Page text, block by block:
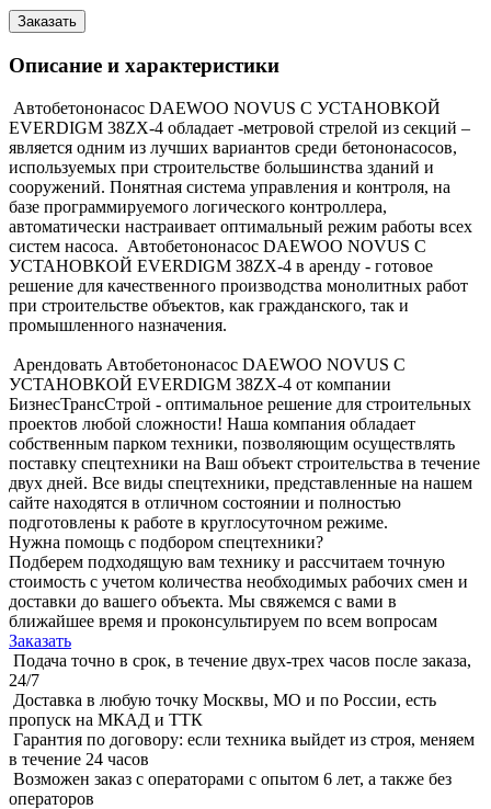
Заказать
Описание и характеристики
Автобетононасос DAEWOO NOVUS С УСТАНОВКОЙ
EVERDIGM 38ZX-4 обладает -метровой стрелой из секций –
является одним из лучших вариантов среди бетононасосов,
используемых при строительстве большинства зданий и
сооружений. Понятная система управления и контроля, на
базе программируемого логического контроллера,
автоматически настраивает оптимальный режим работы всех
систем насоса. Автобетононасос DAEWOO NOVUS С
УСТАНОВКОЙ EVERDIGM 38ZX-4 в аренду - готовое
решение для качественного производства монолитных работ
при строительстве объектов, как гражданского, так и
промышленного назначения.
Арендовать Автобетононасос DAEWOO NOVUS С
УСТАНОВКОЙ EVERDIGM 38ZX-4 от компании
БизнесТрансСтрой - оптимальное решение для строительных
проектов любой сложности! Наша компания обладает
собственным парком техники, позволяющим осуществлять
поставку спецтехники на Ваш объект строительства в течение
двух дней. Все виды спецтехники, представленные на нашем
сайте находятся в отличном состоянии и полностью
подготовлены к работе в круглосуточном режиме.
Нужна помощь с подбором спецтехники?
Подберем подходящую вам технику и рассчитаем точную
стоимость с учетом количества необходимых рабочих смен и
доставки до вашего объекта. Мы свяжемся с вами в
ближайшее время и проконсультируем по всем вопросам
Заказать
Подача точно в срок, в течение двух-трех часов после заказа,
24/7
Доставка в любую точку Москвы, МО и по России, есть
пропуск на МКАД и ТТК
Гарантия по договору: если техника выйдет из строя, меняем
в течение 24 часов
Возможен заказ с операторами с опытом 6 лет, а также без
операторов